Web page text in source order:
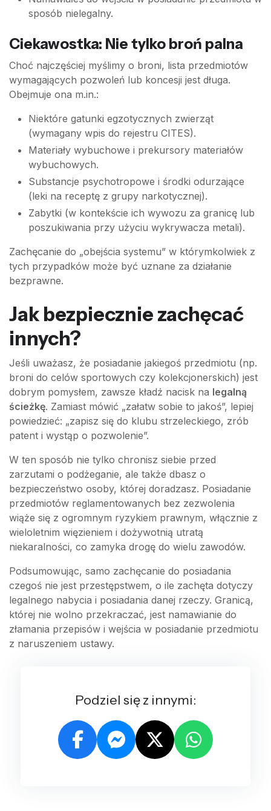
sposób nielegalny.
Ciekawostka: Nie tylko broń palna
Choć najczęściej myślimy o broni, lista przedmiotów
wymagających pozwoleń lub koncesji jest długa.
Obejmuje ona m.in.:
Niektóre gatunki egzotycznych zwierząt
(wymagany wpis do rejestru CITES).
Materiały wybuchowe i prekursory materiałów
wybuchowych.
Substancje psychotropowe i środki odurzające
(leki na receptę z grupy narkotycznej).
Zabytki (w kontekście ich wywozu za granicę lub
poszukiwania przy użyciu wykrywacza metali).
Zachęcanie do „obejścia systemu” w którymkolwiek z
tych przypadków może być uznane za działanie
bezprawne.
Jak bezpiecznie zachęcać
innych?
Jeśli uważasz, że posiadanie jakiegoś przedmiotu (np.
broni do celów sportowych czy kolekcjonerskich) jest
dobrym pomysłem, zawsze kładź nacisk na legalną
ścieżkę. Zamiast mówić „załatw sobie to jakoś”, lepiej
powiedzieć: „zapisz się do klubu strzeleckiego, zrób
patent i wystąp o pozwolenie”.
W ten sposób nie tylko chronisz siebie przed
zarzutami o podżeganie, ale także dbasz o
bezpieczeństwo osoby, której doradzasz. Posiadanie
przedmiotów reglamentowanych bez zezwolenia
wiąże się z ogromnym ryzykiem prawnym, włącznie z
wieloletnim więzieniem i dożywotnią utratą
niekaralności, co zamyka drogę do wielu zawodów.
Podsumowując, samo zachęcanie do posiadania
czegoś nie jest przestępstwem, o ile zachęta dotyczy
legalnego nabycia i posiadania danej rzeczy. Granicą,
której nie wolno przekraczać, jest namawianie do
złamania przepisów i wejścia w posiadanie przedmiotu
z naruszeniem ustawy.
Podziel się z innymi: